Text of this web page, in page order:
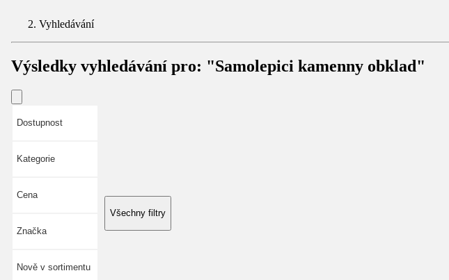
Vyhledávání
Výsledky vyhledávání pro: "Samolepici kamenny obklad"
Dostupnost
Kategorie
Cena
Značka
Nově v sortimentu
Všechny filtry